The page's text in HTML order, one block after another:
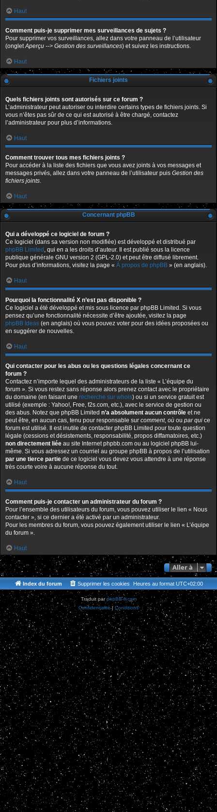
Haut
Comment puis-je supprimer mes surveillances de sujets ?
Pour supprimer vos surveillances, allez dans votre panneau de l’utilisateur
(ongletAperçu --> Gestion des surveillances) et suivez les instructions.
Haut
Fichiers joints
Quels fichiers joints sont autorisés sur ce forum ?
L’administrateur peut autoriser ou interdire certains types de fichiers joints. Si
vous n’êtes pas sûr de ce qui est autorisé à être chargé, contactez
l’administrateur pour plus d’informations.
Haut
Comment trouver tous mes fichiers joints ?
Pour accéder à la liste des fichiers que vous avez joints à vos messages et
messages privés, allez dans votre panneau de l’utilisateur puis Gestion des
fichiers joints.
Haut
Concernant phpBB
Qui a développé ce logiciel de forum ?
Ce logiciel (dans sa version non modifiée) est développé et distribué par
phpBB Limited , qui en a les droits d’auteur. Il est publié sous la licence
publique générale GNU version 2 (GPL-2.0) et peut être diffusé librement.
Pour plus d’informations, visitez la page « À propos de phpBB » (en anglais).
Haut
Pourquoi la fonctionnalité X n’est pas disponible ?
Ce logiciel a été développé et mis sous licence par phpBB Limited. Si vous
pensez qu’une fonctionnalité nécessite d’être ajoutée, visitez la page
phpBB Ideas (en anglais) où vous pouvez voter pour des idées proposées ou
en suggérer de nouvelles.
Haut
Qui contacter pour les abus ou les questions légales concernant ce
forum ?
Contactez n’importe lequel des administrateurs de la liste « L’équipe du
forum ». Si vous restez sans réponse alors prenez contact avec le propriétaire
du domaine (en faisant une recherche sur whois) ou si un service gratuit est
utilisé (exemple : Yahoo!, Free, f2s.com, etc.), avec le service de gestion ou
des abus. Notez que phpBB Limited n’a absolument aucun contrôle et ne
peut être, en aucun cas, tenu pour responsable sur comment, où ou par qui ce
forum est utilisé. Il est inutile de contacter phpBB Limited pour toute question
légale (cessions et désistements, responsabilité, propos diffamatoires, etc.)
non directement liée au site Internet phpbb.com ou au logiciel phpBB lui-
même. Si vous adressez un courriel au groupe phpBB à propos de l’utilisation
par une tierce partie de ce logiciel vous devez vous attendre à une réponse
très courte voire à aucune réponse du tout.
Haut
Comment puis-je contacter un administrateur du forum ?
Pour l’ensemble des utilisateurs du forum, vous pouvez utiliser le lien « Nous
contacter », si ce dernier a été activé par un administrateur.
Pour les membres du forum, vous pouvez également utiliser le lien « L’équipe
du forum ».
Haut
Aller à
Index du forum Heures au format UTC+02:00
Supprimer les cookies
Traduit parphpBB-fr.com
Confidentialité|Conditions